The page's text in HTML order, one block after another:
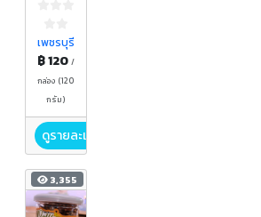
สำเร็จ
รูป
สำหรับ
ทำเค้ก
กล้วย
หอม)
ตราซัน
ชายน์
เพชรบุรี
฿ 120 /
กล่อง (120
กรัม)
ดูรายละเอียด
3,355